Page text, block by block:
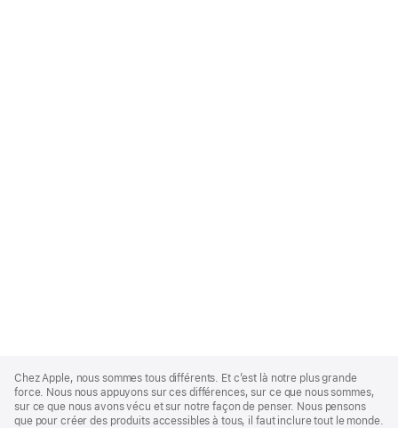
Footer
Chez Apple, nous sommes tous différents. Et c’est là notre plus grande
force. Nous nous appuyons sur ces différences, sur ce que nous sommes,
sur ce que nous avons vécu et sur notre façon de penser. Nous pensons
que pour créer des produits accessibles à tous, il faut inclure tout le monde.